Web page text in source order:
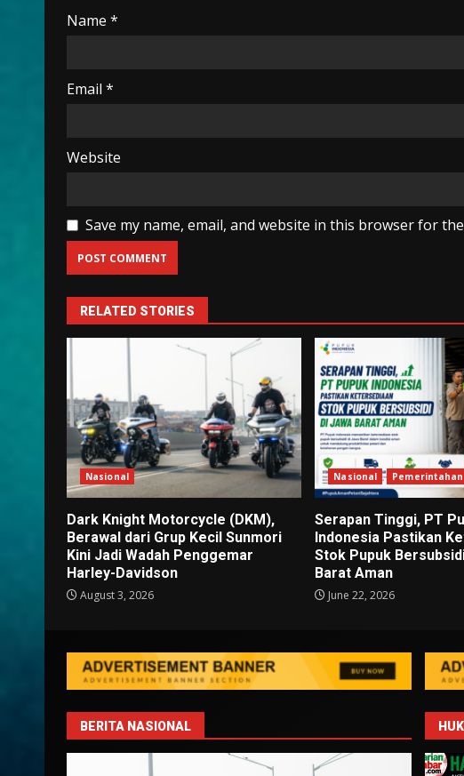
Name *
Email *
Website
Save my name, email, and website in this browser for
RELATED STORIES
Nasional
Dark Knight Motorcycle (DKM),
Berawal dari Grup Kecil Sunmori
Kini Jadi Wadah Penggemar
Harley-Davidson
August 3, 2026
Nasional Pemerintahan
Serapan Tinggi, PT
Indonesia Pastikan
Stok Pupuk
Barat Aman
June 22, 2026
BERITA NASIONAL